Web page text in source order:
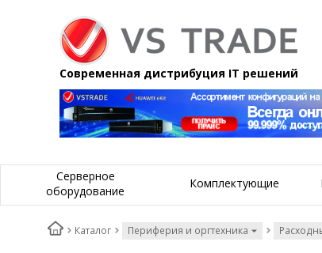
Современная дистрибуция IT решений
Серверное
оборудование
Комплектующие
Каталог Периферия и оргтехника